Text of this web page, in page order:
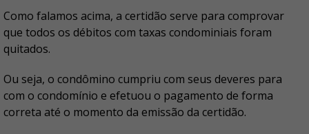
Como falamos acima, a certidão serve para comprovar
que todos os débitos com taxas condominiais foram
quitados.
Ou seja, o condômino cumpriu com seus deveres para
com o condomínio e efetuou o pagamento de forma
correta até o momento da emissão da certidão.